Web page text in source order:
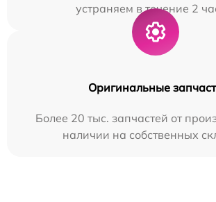
устраняем в течение 2
Оригинальные
Более 20 тыс. запчастей от
наличии на собственных